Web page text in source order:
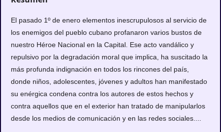
El pasado 1º de enero elementos inescrupulosos al servicio de
los enemigos del pueblo cubano profanaron varios bustos de
nuestro Héroe Nacional en la Capital. Ese acto vandálico y
repulsivo por la degradación moral que implica, ha suscitado la
más profunda indignación en todos los rincones del país,
donde niños, adolescentes, jóvenes y adultos han manifestado
su enérgica condena contra los autores de estos hechos y
contra aquellos que en el exterior han tratado de manipularlos
desde los medios de comunicación y en las redes sociales....